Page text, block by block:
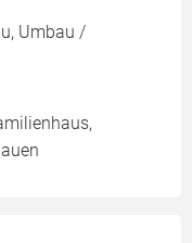
Umbau /